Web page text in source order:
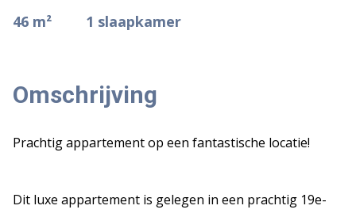
46 m² 1 slaapkamer
Omschrijving
Prachtig appartement op een fantastische locatie!
Dit luxe appartement is gelegen in een prachtig 19e-